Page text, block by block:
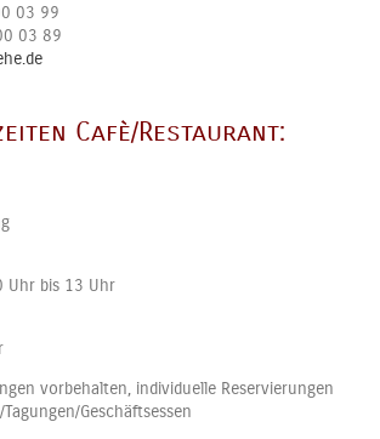
03 99
03 89
Cafè/Restaurant:
Uhr bis 13 Uhr
vorbehalten, individuelle Reservierungen
Geschäftsessen